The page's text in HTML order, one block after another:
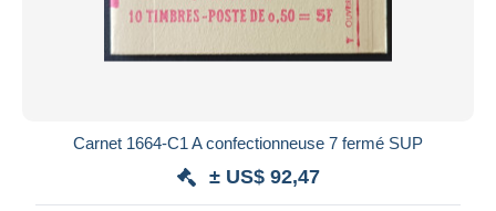
Carnet 1664-C1 A confectionneuse 7 fermé SUP
± US$ 92,47